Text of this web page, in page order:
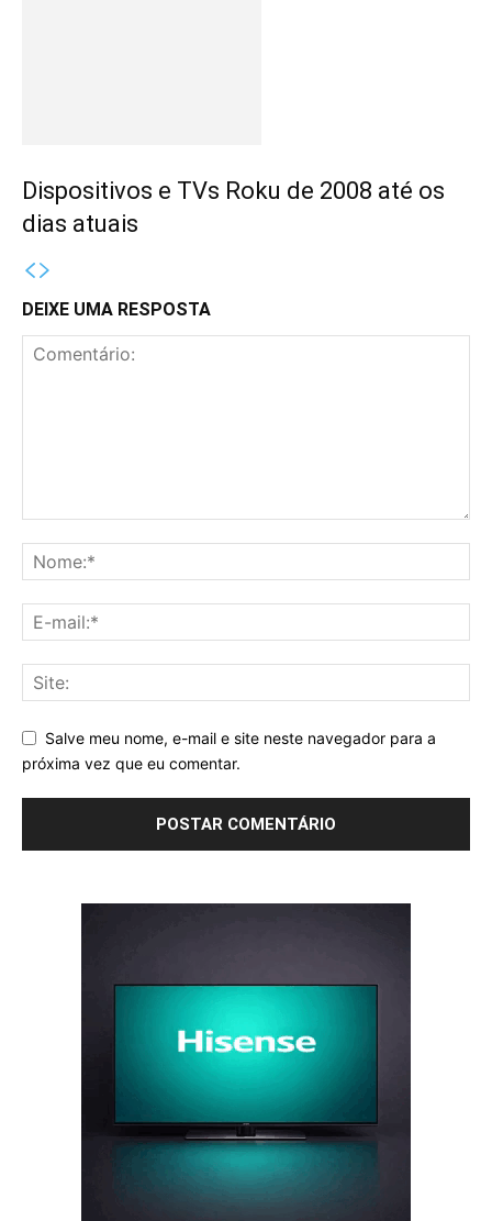
Dispositivos e TVs Roku de 2008 até os
dias atuais
DEIXE UMA RESPOSTA
Salve meu nome, e-mail e site neste navegador para a
próxima vez que eu comentar.